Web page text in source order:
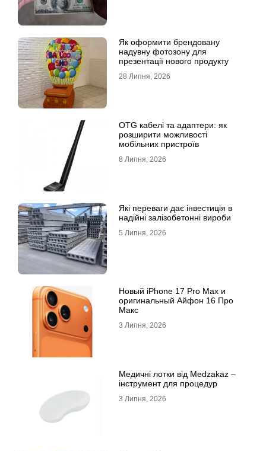
Як оформити брендовану
надувну фотозону для
презентації нового продукту
28 Липня, 2026
OTG кабелі та адаптери: як
розширити можливості
мобільних пристроїв
8 Липня, 2026
Які переваги дає інвестиція в
надійні залізобетонні вироби
5 Липня, 2026
Новый iPhone 17 Pro Max и
оригинальный Айфон 16 Про
Макс
3 Липня, 2026
Медичні лотки від Medzakaz –
інструмент для процедур
3 Липня, 2026